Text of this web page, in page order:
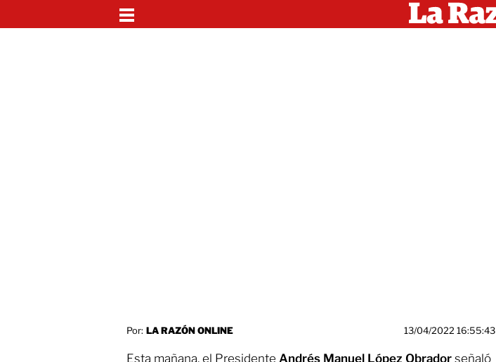
Por: LA RAZÓN ONLINE 13/04/2022 16:55:43
Esta mañana, el Presidente Andrés Manuel López Obrador señaló